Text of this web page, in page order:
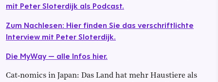
mit Peter Sloterdijk als Podcast.
Zum Nachlesen: Hier finden Sie das verschriftlichte
Interview mit Peter Sloterdijk.
Die MyWay — alle Infos hier.
Cat‑nomics in Japan: Das Land hat mehr Haustiere als